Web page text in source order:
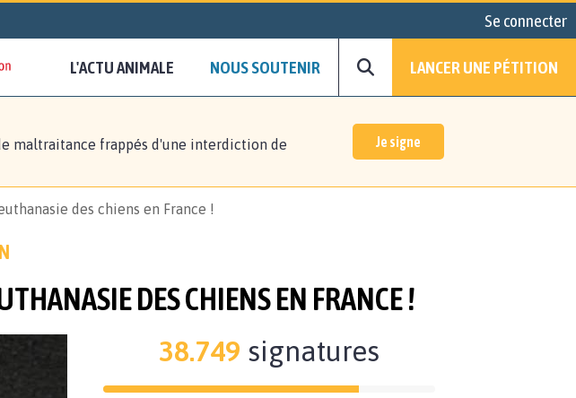
Se connecter
L'ACTU ANIMALE NOUS SOUTENIR LANCER UNE PÉTITION
maltraitance frappés d'une interdiction de
Je signe
des chiens en France !
DES CHIENS EN FRANCE !
38.749 signatures